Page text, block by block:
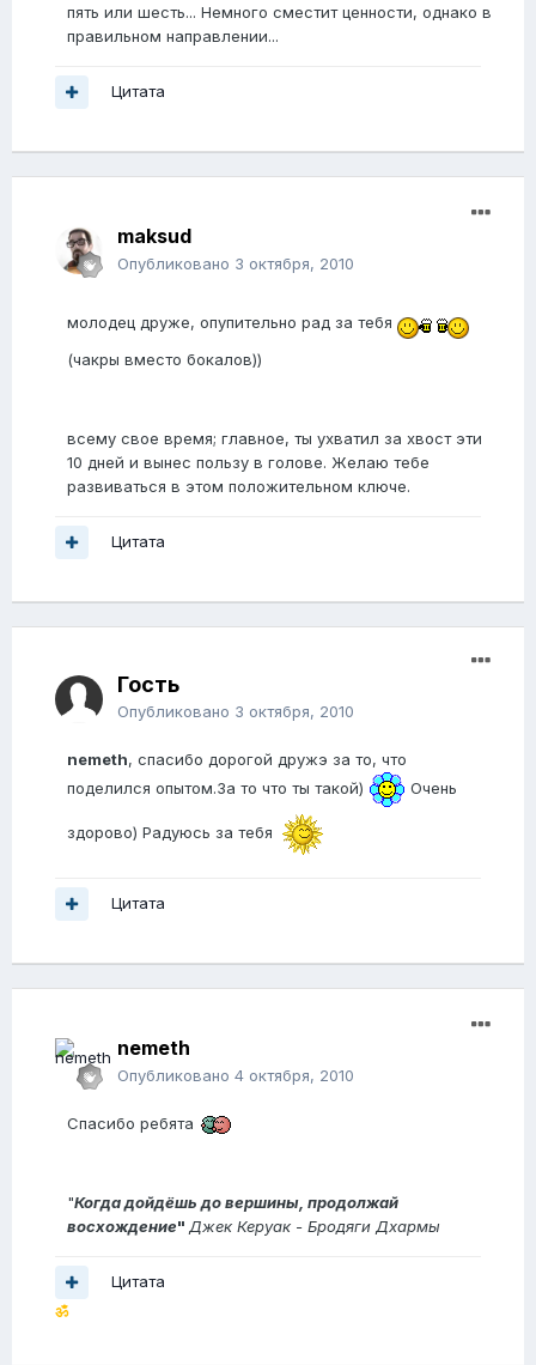
пять или шесть... Немного сместит ценности, однако в
правильном направлении...
Цитата
maksud
Опубликовано 3 октября, 2010
молодец друже, опупительно рад за тебя
(чакры вместо бокалов))
всему свое время; главное, ты ухватил за хвост эти
10 дней и вынес пользу в голове. Желаю тебе
развиваться в этом положительном ключе.
Цитата
Гость
Опубликовано 3 октября, 2010
nemeth, спасибо дорогой дружэ за то, что
поделился опытом.За то что ты такой)
Очень
здорово) Радуюсь за тебя
Цитата
nemeth
Опубликовано 4 октября, 2010
Спасибо ребята
"Когда дойдёшь до вершины, продолжай
восхождение" Джек Керуак - Бродяги Дхармы
Цитата
ॐ